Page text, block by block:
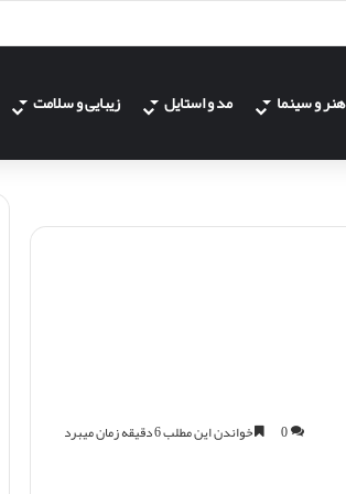
هنر و سینما مد و استایل زیبایی و سلامت
0 خواندن این مطلب 6 دقیقه زمان میبرد